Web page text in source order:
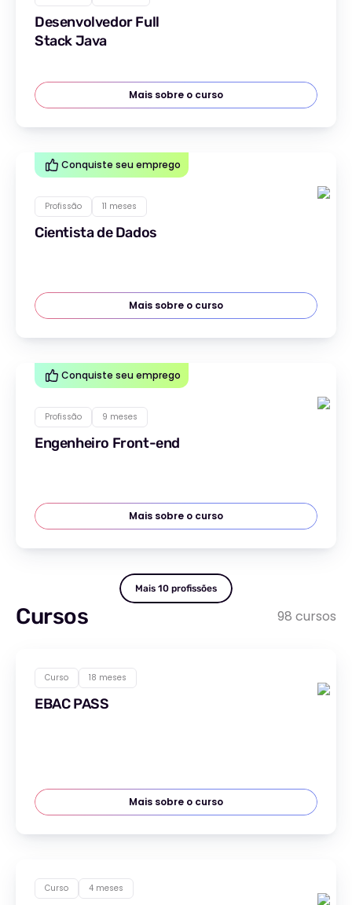
Desenvolvedor Full
Stack Java
Mais sobre o curso
Conquiste seu emprego
Profissão 11 meses
Cientista de Dados
Mais sobre o curso
Conquiste seu emprego
Profissão 9 meses
Engenheiro Front-end
Mais sobre o curso
Mais 10 profissões
Cursos 98 cursos
Curso 18 meses
EBAC PASS
Mais sobre o curso
Curso 4 meses